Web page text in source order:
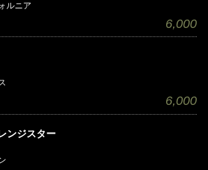
ルニア
6,000
6,000
ンジスター